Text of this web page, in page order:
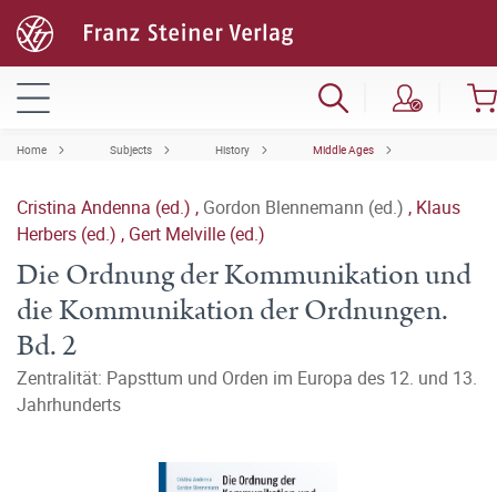
Home Subjects History Middle Ages
Cristina Andenna (ed.) , Gordon Blennemann (ed.) , Klaus
Herbers (ed.) , Gert Melville (ed.)
Die Ordnung der Kommunikation und
die Kommunikation der Ordnungen.
Bd. 2
Zentralität: Papsttum und Orden im Europa des 12. und 13.
Jahrhunderts